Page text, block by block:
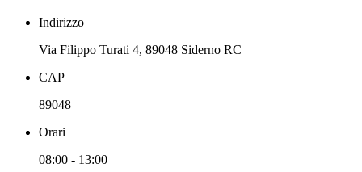
Indirizzo
Via Filippo Turati 4, 89048 Siderno RC
CAP
89048
Orari
08:00 - 13:00